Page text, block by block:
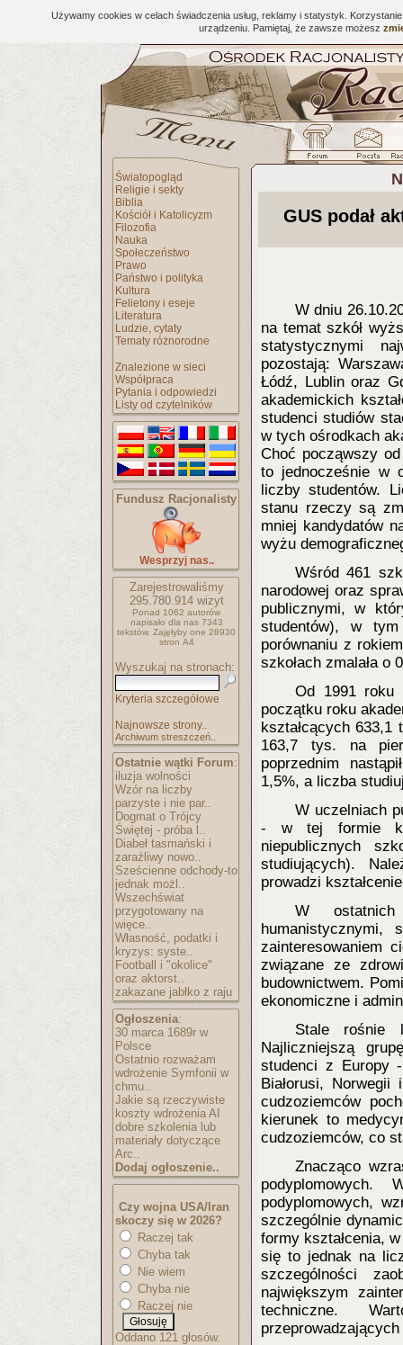
Używamy cookies w celach świadczenia usług, reklamy i statystyk.
urządzeniu. Pamiętaj, że zawsze możesz
Światopogląd
Religie i sekty
Biblia
Kościół i Katolicyzm
Filozofia
Nauka
Społeczeństwo
Prawo
Państwo i polityka
Kultura
Felietony i eseje
Literatura
Ludzie, cytaty
Tematy różnorodne
Znalezione w sieci
Współpraca
Pytania i odpowiedzi
Listy od czytelników
Fundusz Racjonalisty
Wesprzyj nas..
Zarejestrowaliśmy
295.780.914wizyt
Ponad 1062 autorów
napisało dla nas 7343
tekstów. Zajęłyby one 28930
stron A4
Wyszukaj na stronach:
Kryteria szczegółowe
Najnowsze strony..
Archiwum streszczeń..
Ostatnie wątki Forum:
iluzja wolności
Wzór na liczby
parzyste i nie par..
Dogmat o Trójcy
Świętej - próba l..
Diabeł tasmański i
zaraźliwy nowo..
Sześcienne odchody-to
jednak możl..
Wszechświat
przygotowany na
więce..
Własność, podatki i
kryzys: syste..
Football i "okolice"
oraz aktorst..
zakazane jabłko z raju
Ogłoszenia:
30 marca 1689r w
Polsce
Ostatnio rozważam
wdrożenie Symfonii w
chmu..
Jakie są rzeczywiste
koszty wdrożenia AI
dobre szkolenia lub
materiały dotyczące
Arc..
Dodaj ogłoszenie..
Czy wojna USA/Iran
skoczy się w 2026?
Raczej tak
Chyba tak
Nie wiem
Chyba nie
Raczej nie
Oddano 121 głosów.
GUS podał
W dniu
na temat szkół
statystycznymi
pozostają:
Łódź, Lublin oraz
akademickich
studenci studiów
w tych ośrodkach
Choć począwszy
to jednocześnie w
liczby studentów.
stanu rzeczy są
mniej kandydatów
wyżu
Wśród 461
narodowej oraz
publicznymi, w
studentów), w
porównaniu z
szkołach zmalała o
Od 1991 roku
początku roku
kształcących 633,1
163,7 tys. na
poprzednim
1,5%, a liczba
W uczelniach
- w tej formie
niepublicznych
studiujących).
prowadzi
W ostatnich
humanistycznymi,
zainteresowaniem
związane ze
budownictwem.
ekonomiczne i
Stale rośnie
Najliczniejszą
studenci z Europy
Białorusi,
cudzoziemców
kierunek to
cudzoziemców, co
Znacząco
podyplomowych,
szczególnie
formy kształcenia,
się to jednak na
szczególności
największym
techniczne.